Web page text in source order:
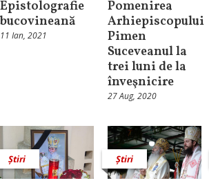
Epistolografie
bucovineană
11 Ian, 2021
Pomenirea
Arhiepiscopului
Pimen
Suceveanul la
trei luni de la
înveşnicire
27 Aug, 2020
Știri Știri